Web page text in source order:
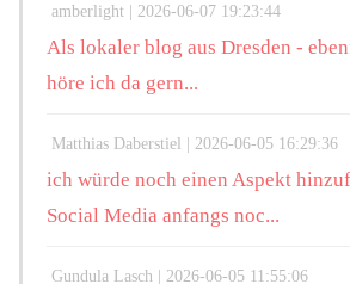
amberlight | 2026-06-07 19:23:44
Als lokaler blog aus Dresden -
höre ich da gern...
Matthias Daberstiel | 2026-06-05 16:29:36
ich würde noch einen Aspekt
Social Media anfangs noc...
Gundula Lasch | 2026-06-05 11:55:06